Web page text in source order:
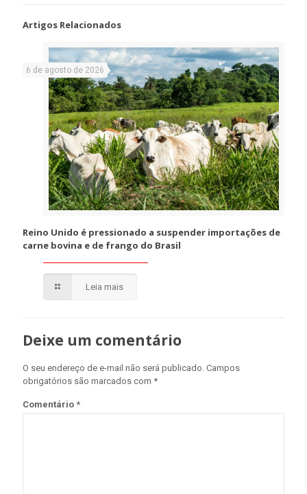
Artigos Relacionados
6 de agosto de 2026
Reino Unido é pressionado a suspender importações de
carne bovina e de frango do Brasil
Leia mais
Deixe um comentário
O seu endereço de e-mail não será publicado. Campos
obrigatórios são marcados com *
Comentário *